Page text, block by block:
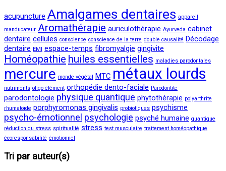
acupuncture Amalgames dentaires appareil
manducateur Aromathérapie auriculothérapie Ayurveda cabinet
dentaire cellules conscience conscience de la terre double causalité Décodage
dentaire EMI espace-temps fibromyalgie gingivite
Homéopathie huiles essentielles maladies parodontales
mercure monde végétal MTC métaux lourds
nutriments oligo-élément orthopédie dento-faciale Parodontite
parodontologie physique quantique phytothérapie polyarthrite
rhumatoïde porphyromonas gingivalis probiotiques psychisme
psycho-émotionnel psychologie psyché humaine quantique
réduction du stress spiritualité stress test musculaire traitement homéopathique
écoresponsabilité émotionnel
Tri par auteur(s)